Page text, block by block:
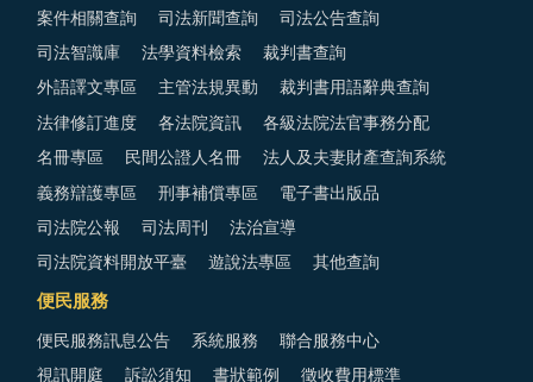
案件相關查詢 司法新聞查詢 司法公告查詢
司法智識庫 法學資料檢索 裁判書查詢
外語譯文專區 主管法規異動 裁判書用語辭典查詢
法律修訂進度 各法院資訊 各級法院法官事務分配
名冊專區 民間公證人名冊 法人及夫妻財產查詢系統
義務辯護專區 刑事補償專區 電子書出版品
司法院公報 司法周刊 法治宣導
司法院資料開放平臺 遊說法專區 其他查詢
便民服務
便民服務訊息公告 系統服務 聯合服務中心
視訊開庭 訴訟須知 書狀範例 徵收費用標準